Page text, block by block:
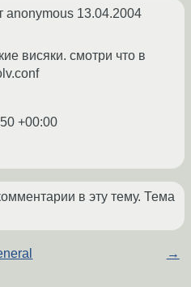
anonymous 13.04.2004
висяки. смотри что в
+00:00
в эту тему. Тема
→